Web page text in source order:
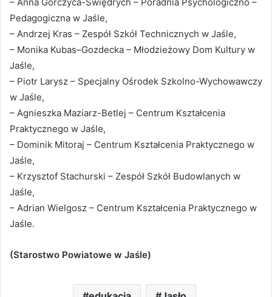
Pedagogiczna w Jaśle,
– Andrzej Kras – Zespół Szkół Technicznych w Jaśle,
– Monika Kubas–Gozdecka – Młodzieżowy Dom Kultury w
Jaśle,
– Piotr Larysz – Specjalny Ośrodek Szkolno-Wychowawczy
w Jaśle,
– Agnieszka Maziarz-Betlej – Centrum Kształcenia
Praktycznego w Jaśle,
– Dominik Mitoraj – Centrum Kształcenia Praktycznego w
Jaśle,
– Krzysztof Stachurski – Zespół Szkół Budowlanych w
Jaśle,
– Adrian Wielgosz – Centrum Kształcenia Praktycznego w
Jaśle.
(Starostwo Powiatowe w Jaśle)